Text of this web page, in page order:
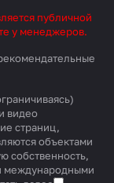
публичной
у менеджеров.
видео
страниц,
объектами
собственность,
международными